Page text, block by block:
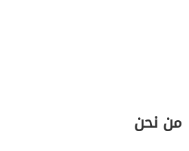
من نحن